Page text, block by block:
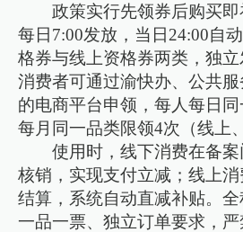
政策实行先领券后购买
每日7:00发放，当日24:00自
格券与线上资格券两类，独立
消费者可通过渝快办、公共
的电商平台申领，每人每日同
每月同一品类限领4次（线上
使用时，线下消费在备
核销，实现支付立减；线上
结算，系统自动直减补贴。全
一品一票、独立订单要求，